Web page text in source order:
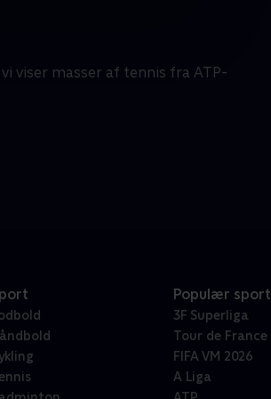
viser masser af tennis fra ATP-
Populær sport
3F Superliga
Tour de France
FIFA VM 2026
A Liga